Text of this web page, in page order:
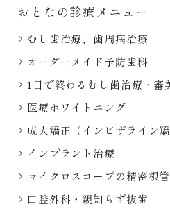
おとなの診療メニュー
むし歯治療、歯周病治療
オーダーメイド予防歯科
1日で終わるむし歯治療・審
医療ホワイトニング
成人矯正（インビザライン矯
インプラント治療
マイクロスコープの精密根
口腔外科・親知らず抜歯